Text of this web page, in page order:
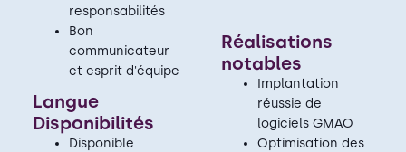
responsabilités
Bon
communicateur
et esprit d'équipe
Langue
Disponibilités
Disponible
Réalisations
notables
Implantation
réussie de
logiciels GMAO
Optimisation des